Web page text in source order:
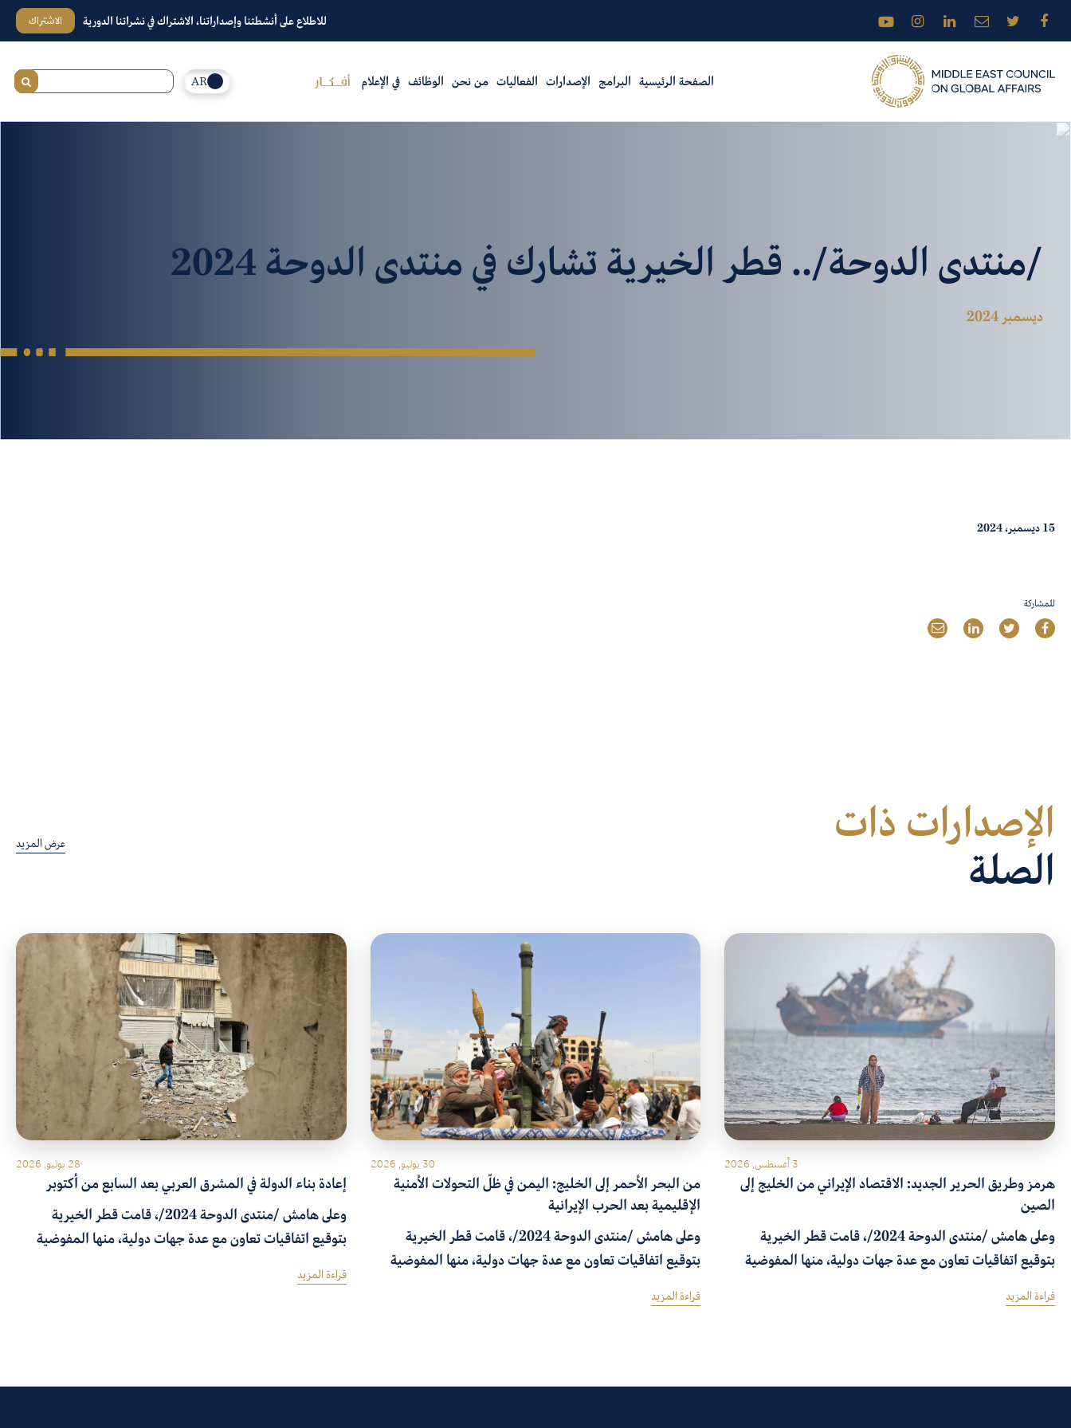
للاطلاع على أنشطتنا وإصداراتنا، الاشتراك في نشراتنا الدورية الاشتراك
الصفحة الرئيسية البرامج الإصدارات الفعاليات من نحن الوظائف في الإعلام AR
/منتدى الدوحة/.. قطر الخيرية تشارك في منتدى الدوحة 2024
ديسمبر 2024
15 ديسمبر، 2024
للمشاركة
الإصدارات ذات
الصلة
عرض المزيد
3 أغسطس, 2026
هرمز وطريق الحرير الجديد: الاقتصاد الإيراني من الخليج إلى
الصين
وعلى هامش /منتدى الدوحة 2024/، قامت قطر الخيرية
بتوقيع اتفاقيات تعاون مع عدة جهات دولية، منها المفوضية
الدولية للاستشارات، ومجلس الشرق الأوسط للشؤون الدولية،
قراءة المزيد
30 يوليو, 2026
من البحر الأحمر إلى الخليج: اليمن في ظلّ التحولات الأمنية
الإقليمية بعد الحرب الإيرانية
وعلى هامش /منتدى الدوحة 2024/، قامت قطر الخيرية
بتوقيع اتفاقيات تعاون مع عدة جهات دولية، منها المفوضية
الدولية للاستشارات، ومجلس الشرق الأوسط للشؤون الدولية،
قراءة المزيد
28 يوليو, 2026
إعادة بناء الدولة في المشرق العربي بعد السابع من أكتوبر
وعلى هامش /منتدى الدوحة 2024/، قامت قطر الخيرية
بتوقيع اتفاقيات تعاون مع عدة جهات دولية، منها المفوضية
الدولية للاستشارات، ومجلس الشرق الأوسط للشؤون الدولية،
قراءة المزيد